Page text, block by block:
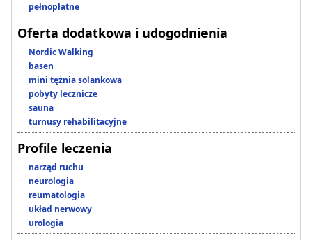
pełnopłatne
Oferta dodatkowa i udogodnienia
Nordic Walking
basen
mini tężnia solankowa
pobyty lecznicze
sauna
turnusy rehabilitacyjne
Profile leczenia
narząd ruchu
neurologia
reumatologia
układ nerwowy
urologia